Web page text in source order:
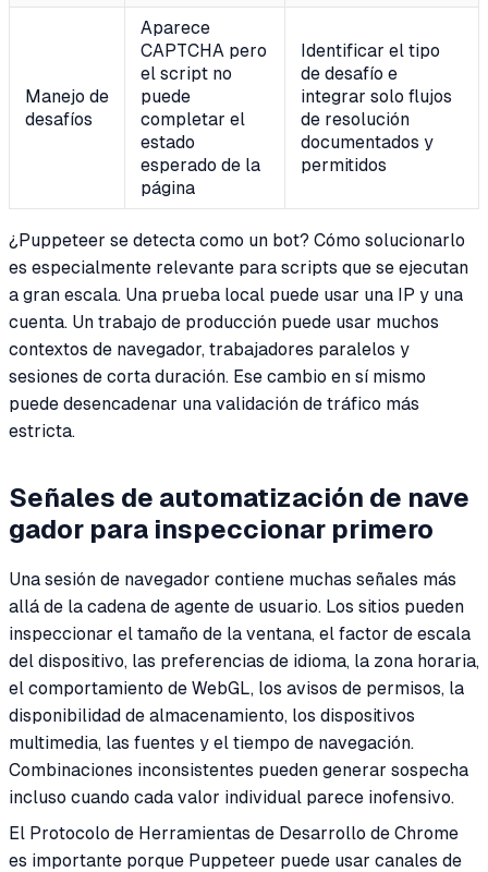
Manejo de
desafíos
Aparece
CAPTCHA pero
el script no
puede
completar el
estado
esperado de la
página
Identificar el tipo
de desafío e
integrar solo flujos
de resolución
documentados y
permitidos
¿Puppeteer se detecta como un bot? Cómo solucionarlo
es especialmente relevante para scripts que se ejecutan
a gran escala. Una prueba local puede usar una IP y una
cuenta. Un trabajo de producción puede usar muchos
contextos de navegador, trabajadores paralelos y
sesiones de corta duración. Ese cambio en sí mismo
puede desencadenar una validación de tráfico más
estricta.
Señales de automatización de nave
gador para inspeccionar primero
Una sesión de navegador contiene muchas señales más
allá de la cadena de agente de usuario. Los sitios pueden
inspeccionar el tamaño de la ventana, el factor de escala
del dispositivo, las preferencias de idioma, la zona horaria,
el comportamiento de WebGL, los avisos de permisos, la
disponibilidad de almacenamiento, los dispositivos
multimedia, las fuentes y el tiempo de navegación.
Combinaciones inconsistentes pueden generar sospecha
incluso cuando cada valor individual parece inofensivo.
El Protocolo de Herramientas de Desarrollo de Chrome
es importante porque Puppeteer puede usar canales de